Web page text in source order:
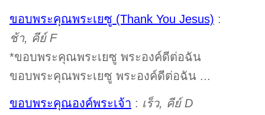
ขอบพระคุณพระเยซู (Thank You Jesus) :
ช้า, คีย์ F
*ขอบพระคุณพระเยซู พระองค์ดีต่อฉัน
ขอบพระคุณพระเยซู พระองค์ดีต่อฉัน ...
ขอบพระคุณองค์พระเจ้า : เร็ว, คีย์ D